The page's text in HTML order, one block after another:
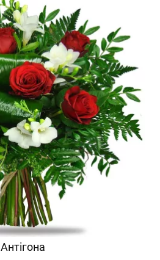
Антігона